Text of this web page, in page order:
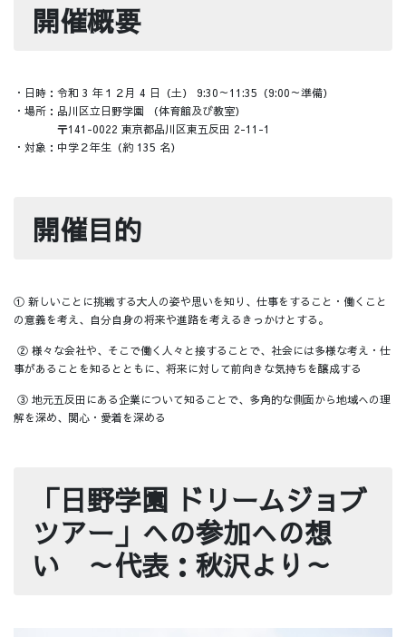
開催概要
・日時：令和 3 年１２月 4 日（土） 9:30～11:35（9:00～準備）
・場所：品川区立日野学園 （体育館及び教室）
〒141-0022 東京都品川区東五反田 2-11-1
・対象：中学２年生（約 135 名）
開催目的
① 新しいことに挑戦する大人の姿や思いを知り、仕事をすること・働くこと
の意義を考え、自分自身の将来や進路を考えるきっかけとする。
② 様々な会社や、そこで働く人々と接することで、社会には多様な考え・仕
事があることを知るとともに、将来に対して前向きな気持ちを醸成する
③ 地元五反田にある企業について知ることで、多角的な側面から地域への理
解を深め、関心・愛着を深める
「日野学園 ドリームジョブ
ツアー」への参加への想
い ～代表：秋沢より～